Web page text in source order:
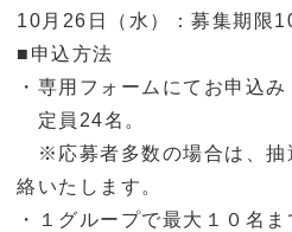
10月26日（水）：募集期限
■申込方法
・専用フォームにてお申込み
定員24名。
※応募者多数の場合は、抽
絡いたします。
・１グループで最大１０名